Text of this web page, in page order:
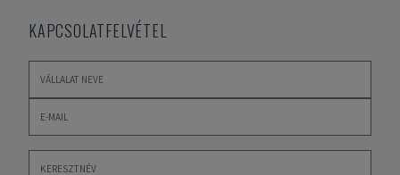
KAPCSOLATFELVÉTEL